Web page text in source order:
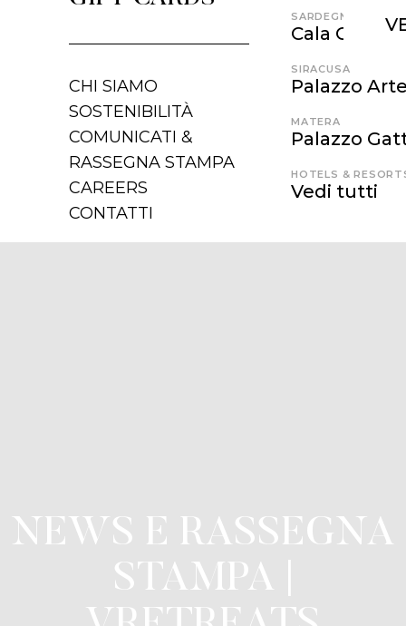
CHI SIAMO
SOSTENIBILITÀ
COMUNICATI &
RASSEGNA STAMPA
CAREERS
CONTATTI
SARDEGNA
Cala
SIRACUSA
Palazzo
MATERA
Palazzo
HOTELS &
Vedi tutti
NEWS E RASSEGNA
STAMPA |